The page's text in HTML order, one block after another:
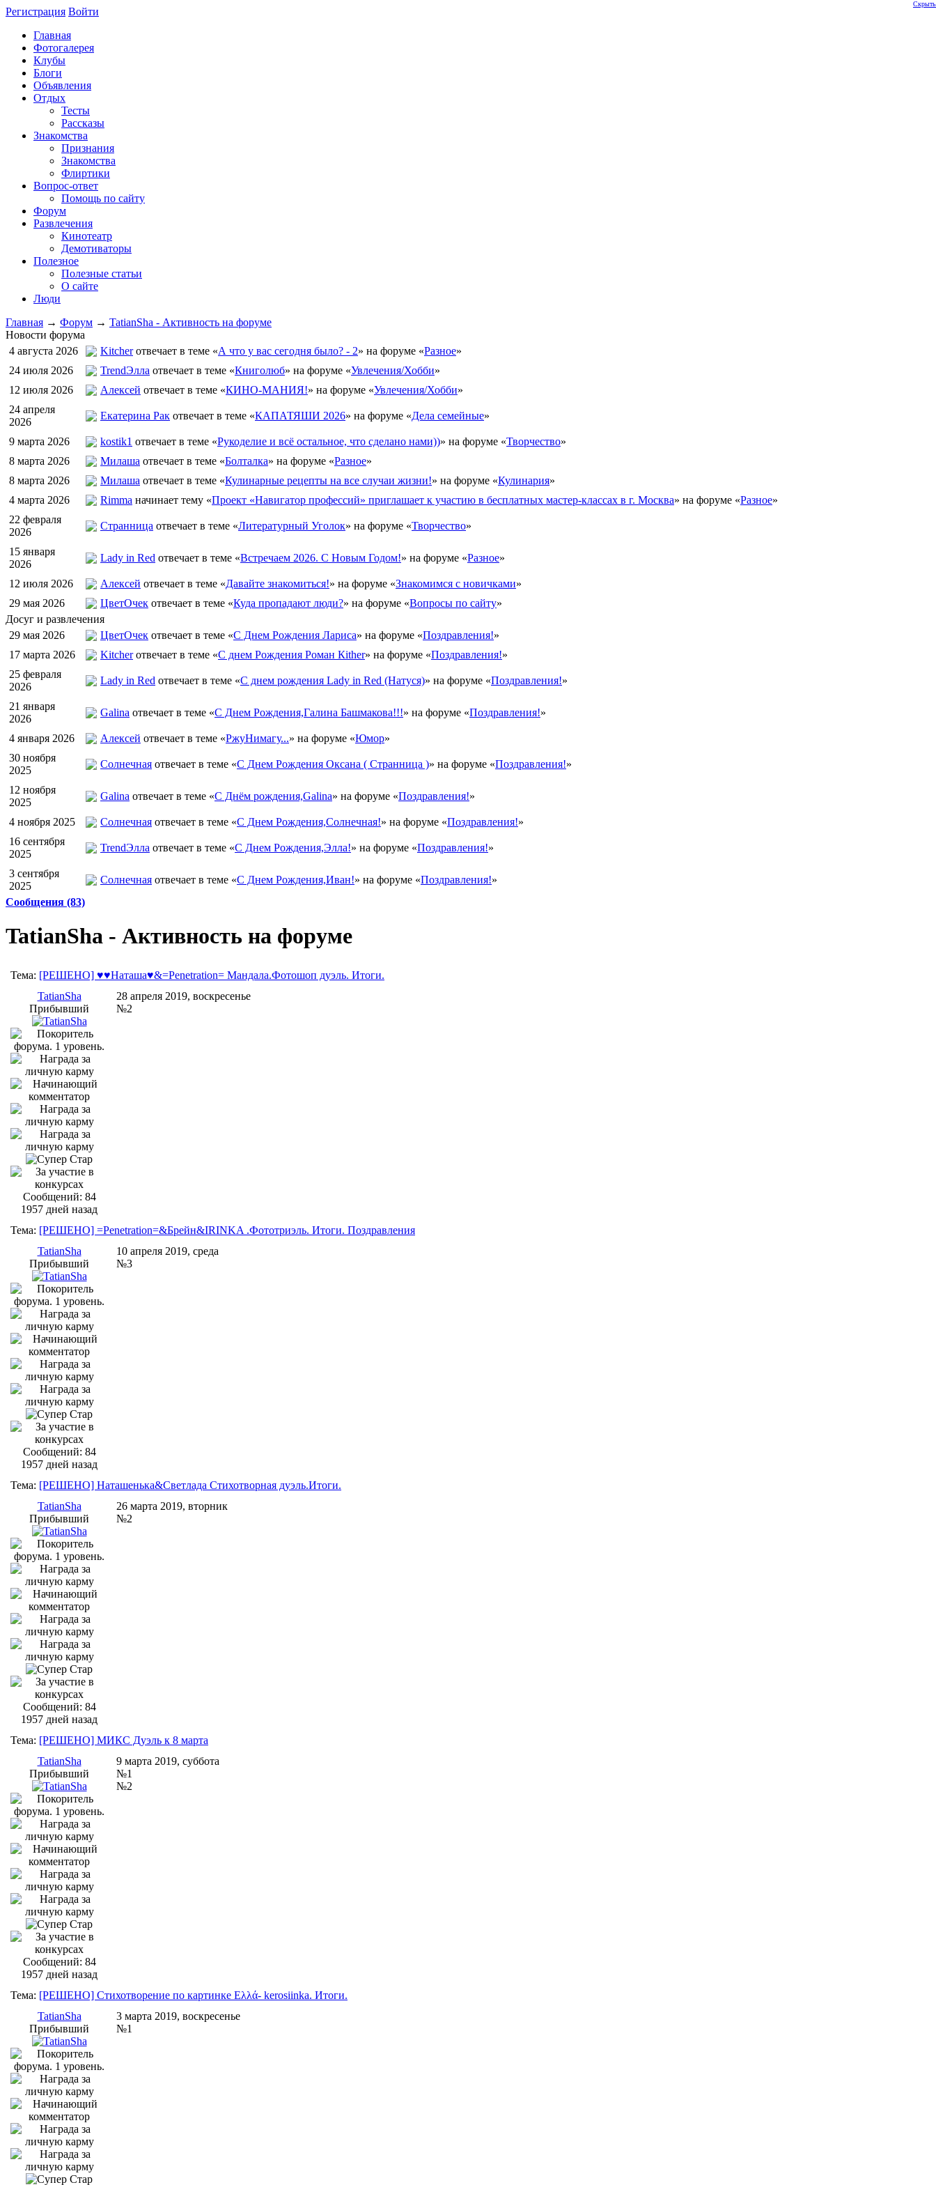
Регистрация Войти
Главная
Фотогалерея
Клубы
Блоги
Объявления
Отдых
Тесты
Рассказы
Знакомства
Признания
Знакомства
Флиртики
Вопрос-ответ
Помощь по сайту
Форум
Развлечения
Кинотеатр
Демотиваторы
Полезное
Полезные статьи
О сайте
Люди
Главная → Форум → TatianSha - Активность на форуме
Новости форума
4 августа 2026
Kitcherотвечает в теме «А что у вас сегодня было? - 2» на форуме «Разное»
24 июля 2026
TrendЭлла отвечает в теме «Книголюб» на форуме «Увлечения/Хобби»
12 июля 2026
Алексей отвечает в теме «КИНО-МАНИЯ!» на форуме «Увлечения/Хобби»
24 апреля
2026
Екатерина Рак отвечает в теме «КАПАТЯШИ 2026» на форуме «Дела семейные»
9 марта 2026 kostik1 отвечает в теме «Рукоделие и всё остальное, что сделано нами))» на форуме «Творчество»
8 марта 2026
Милаша отвечает в теме «Болталка» на форуме «Разное»
8 марта 2026
Милаша отвечает в теме «Кулинарные рецепты на все случаи жизни!» на форуме «Кулинария»
4 марта 2026
Rimma начинает тему «Проект «Навигатор профессий» приглашает к участию в бесплатных мастер-классах в г. Москва» на форуме «Разное»
22 февраля
2026
Странница отвечает в теме «Литературный Уголок» на форуме «Творчество»
15 января
2026
Lady in Red отвечает в теме «Встречаем 2026. С Новым Годом!» на форуме «Разное»
12 июля 2026 Алексей отвечает в теме «Давайте знакомиться!» на форуме «Знакомимся с новичками»
29 мая 2026
ЦветOчек отвечает в теме «Куда пропадают люди?» на форуме «Вопросы по сайту»
Досуг и развлечения
29 мая 2026
ЦветOчек отвечает в теме «С Днем Рождения Лариса» на форуме «Поздравления!»
17 марта 2026
Kitcherотвечает в теме «С днем Рождения Роман Кither» на форуме «Поздравления!»
25 февраля
2026
Lady in Red отвечает в теме «С днем рождения Lady in Red (Натуся)» на форуме «Поздравления!»
21 января
2026
Galina отвечает в теме «С Днем Рождения,Галина Башмакова!!!» на форуме «Поздравления!»
4 января 2026 Алексей отвечает в теме «РжуНимагу...» на форуме «Юмор»
30 ноября
2025
Солнечная отвечает в теме «С Днем Рождения Оксана ( Странница )» на форуме «Поздравления!»
12 ноября
2025
Galina отвечает в теме «С Днём рождения,Galina» на форуме «Поздравления!»
4 ноября 2025 Солнечная отвечает в теме «С Днем Рождения,Солнечная!» на форуме «Поздравления!»
16 сентября
2025
TrendЭлла отвечает в теме «С Днем Рождения,Элла!» на форуме «Поздравления!»
3 сентября
2025
Солнечная отвечает в теме «С Днем Рождения,Иван!» на форуме «Поздравления!»
Сообщения (83)
TatianSha - Активность на форуме
Тема: [РЕШЕНО] ♥♥Наташа♥&=Penetration= Мандала.Фотошоп дуэль. Итоги.
TatianSha
Прибывший
Сообщений: 84
1957 дней назад
28 апреля 2019, воскресенье
№2
Тема: [РЕШЕНО] =Penetration=&Брейн&IRINKA .Фототриэль. Итоги. Поздравления
TatianSha
Прибывший
Сообщений: 84
1957 дней назад
10 апреля 2019, среда
№3
Тема: [РЕШЕНО] Наташенька&Светлада Стихотворная дуэль.Итоги.
TatianSha
Прибывший
Сообщений: 84
1957 дней назад
26 марта 2019, вторник
№2
Тема: [РЕШЕНО] МИКС Дуэль к 8 марта
TatianSha
Прибывший
Сообщений: 84
1957 дней назад
9 марта 2019, суббота
№1
№2
Тема: [РЕШЕНО] Стихотворение по картинке Ελλά- kerosiinka. Итоги.
TatianSha
Прибывший
3 марта 2019, воскресенье
№1
Скрыть